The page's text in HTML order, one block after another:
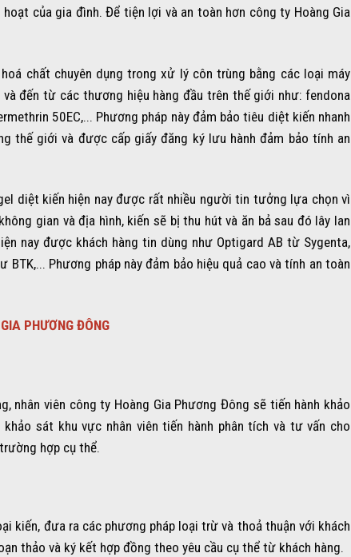
của gia đình. Để tiện lợi và an toàn hơn công ty Hoàng Gia
chất chuyên dụng trong xử lý côn trùng bằng các loại máy
đến từ các thương hiệu hàng đầu trên thế giới như: fendona
50EC,... Phương pháp này đảm bảo tiêu diệt kiến nhanh
thế giới và được cấp giấy đăng ký lưu hành đảm bảo tính an
diệt kiến hiện nay được rất nhiều người tin tưởng lựa chọn vì
gian và địa hình, kiến sẽ bị thu hút và ăn bả sau đó lây lan
nay được khách hàng tin dùng như Optigard AB từ Sygenta,
Phương pháp này đảm bảo hiệu quả cao và tính an toàn
PHƯƠNG ĐÔNG
nhân viên công ty Hoàng Gia Phương Đông sẽ tiến hành khảo
sát khu vực nhân viên tiến hành phân tích và tư vấn cho
hợp cụ thể.
kiến, đưa ra các phương pháp loại trừ và thoả thuận với khách
thảo và ký kết hợp đồng theo yêu cầu cụ thể từ khách hàng.